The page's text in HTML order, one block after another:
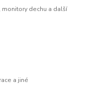
monitory dechu a další
a jiné